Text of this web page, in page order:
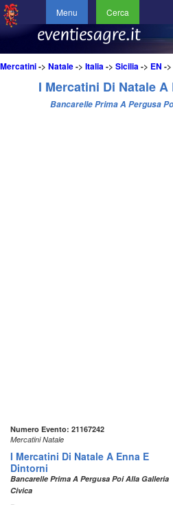
Menu Cerca
Mercatini-> Natale-> Italia-> Sicilia-> EN ->
I Mercatini Di Natale
Bancarelle Prima A Pergusa
Numero Evento: 21167242
Mercatini Natale
I Mercatini Di Natale A Enna E
Dintorni
Bancarelle Prima A Pergusa Poi Alla Galleria
Civica